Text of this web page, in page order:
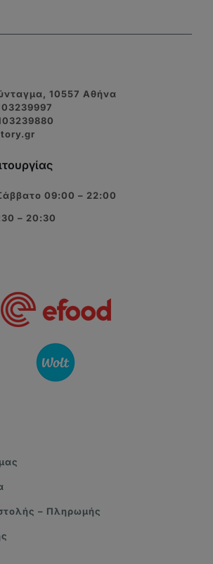
10557 Αθήνα
09:00 – 22:00
– 20:30
– Πληρωμής